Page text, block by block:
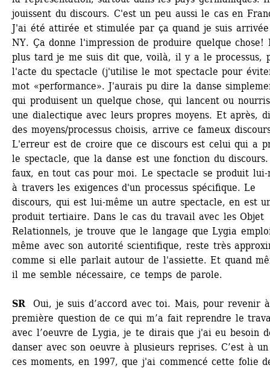
jouissent du discours. C'est un peu aussi le cas en
J'ai été attirée et stimulée par ça quand je suis
NY. Ça donne l'impression de produire quelque chose!
plus tard je me suis dit que, voilà, il y a le processus,
l'acte du spectacle (j'utilise le mot spectacle pour
mot «performance». J'aurais pu dire la danse
qui produisent un quelque chose, qui lancent ou
une dialectique avec leurs propres moyens. Et après,
des moyens/processus choisis, arrive ce fameux
L'erreur est de croire que ce discours est celui qui a
le spectacle, que la danse est une fonction du
faux, en tout cas pour moi. Le spectacle se produit lui-
à travers les exigences d'un processus spécifique. Le
discours, qui est lui-même un autre spectacle, en est
produit tertiaire. Dans le cas du travail avec les Objet
Relationnels, je trouve que le langage que Lygia
même avec son autorité scientifique, reste très
comme si elle parlait autour de l'assiette. Et quand
il me semble nécessaire, ce temps de parole.
SR Oui, je suis d’accord avec toi. Mais, pour revenir
première question de ce qui m’a fait reprendre le
avec l’oeuvre de Lygia, je te dirais que j'ai eu besoin
danser avec son oeuvre à plusieurs reprises. C’est à
ces moments, en 1997, que j'ai commencé cette folie